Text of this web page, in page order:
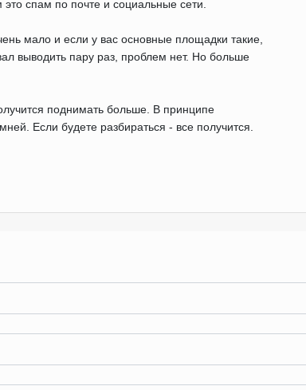
спам по почте и социальные сети.
мало и если у вас основные площадки такие,
выводить пару раз, проблем нет. Но больше
поднимать больше. В принципе
Если будете разбираться - все получится.